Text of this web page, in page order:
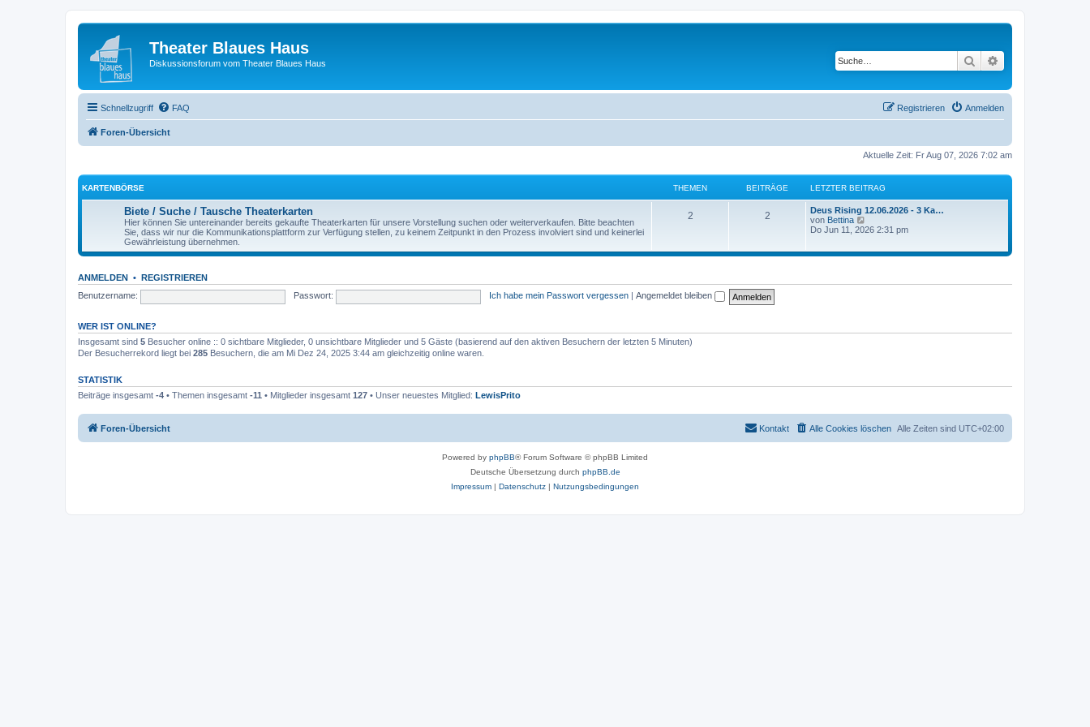
Theater Blaues Haus
Diskussionsforum vom Theater Blaues Haus Suche
Schnellzugriff FAQ Anmelden
Registrieren
Foren-Übersicht
Aktuelle Zeit: Fr Aug 07, 2026 7:02 am
KARTENBÖRSE THEMEN BEITRÄGE LETZTER BEITRAG
Biete / Suche / Tausche Theaterkarten
Hier können Sie untereinander bereits gekaufte Theaterkarten für unsere Vorstellung suchen oder weiterverkaufen. Bitte beachten
Sie, dass wir nur die Kommunikationsplattform zur Verfügung stellen, zu keinem Zeitpunkt in den Prozess involviert sind und keinerlei
Gewährleistung übernehmen.
2 2
Deus Rising 12.06.2026 - 3 Ka…
von Bettina
e
s
r
r
Do Jun 11, 2026 2:31 pm
ANMELDEN • REGISTRIEREN
Benutzername:
Passwort: Ich habe mein Passwort vergessen Angemeldet bleiben
WER IST ONLINE?
Insgesamt sind 5 Besucher online :: 0 sichtbare Mitglieder, 0 unsichtbare Mitglieder und 5 Gäste (basierend auf den aktiven Besuchern der letzten 5 Minuten)
Der Besucherrekord liegt bei 285 Besuchern, die am Mi Dez 24, 2025 3:44 am gleichzeitig online waren.
STATISTIK
Beiträge insgesamt -4 • Themen insgesamt -11 • Mitglieder insgesamt 127 • Unser neuestes Mitglied: LewisPrito
Foren-Übersicht Alle Zeiten sind UTC+02:00
Alle Cookies löschen
Kontakt
Powered by phpBB® Forum Software © phpBB Limited
Deutsche Übersetzung durch phpBB.de
Impressum | Datenschutz | Nutzungsbedingungen